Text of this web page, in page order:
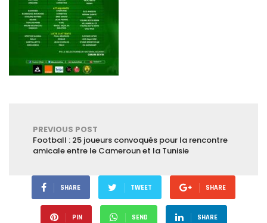
PREVIOUS POST
Football : 25 joueurs convoqués pour la rencontre
amicale entre le Cameroun et la Tunisie
SHARE TWEET SHARE
PIN SEND SHARE